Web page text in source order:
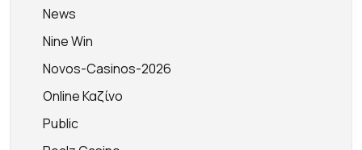
News
Nine Win
Novos-Casinos-2026
Online Καζίνο
Public